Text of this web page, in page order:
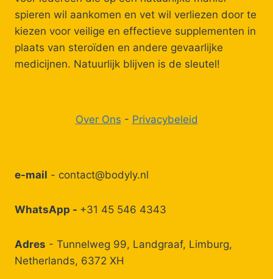
spieren wil aankomen en vet wil verliezen door te
kiezen voor veilige en effectieve supplementen in
plaats van steroïden en andere gevaarlijke
medicijnen. Natuurlijk blijven is de sleutel!
Over Ons - Privacybeleid
e-mail - contact@bodyly.nl
WhatsApp - +31 45 546 4343
Adres - Tunnelweg 99, Landgraaf, Limburg,
Netherlands, 6372 XH